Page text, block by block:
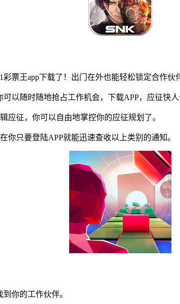
王app下载了！出门在外也能轻松锁定合作伙
随时随地抢占工作机会，下载APP，应征快人
征，你可以自由地掌控你的应征规划了。
只要登陆APP就能迅速查收以上类别的通知。
你的工作伙伴。